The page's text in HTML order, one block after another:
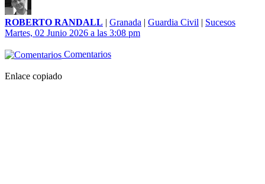
ROBERTO RANDALL | Granada | Guardia Civil | Sucesos
Martes, 02 Junio 2026 a las 3:08 pm
Comentarios
Enlace copiado